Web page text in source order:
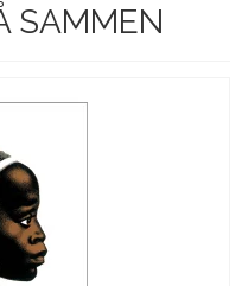
SAMMEN